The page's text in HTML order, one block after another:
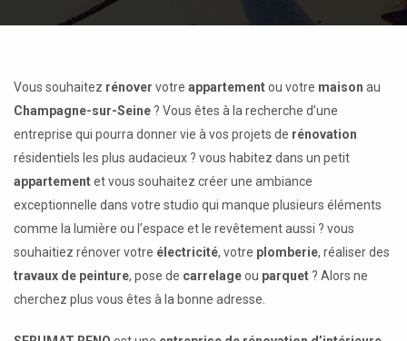
Vous souhaitez rénover votre appartementou votre maison au
Champagne-sur-Seine ? Vous êtes à la recherche d’une
entreprise qui pourra donner vie à vos projets de rénovation
résidentiels les plus audacieux ? vous habitez dans un petit
appartementet vous souhaitez créer une ambiance
exceptionnelle dans votre studio qui manque plusieurs éléments
comme la lumière ou l’espace et le revêtement aussi ? vous
souhaitiez rénover votre électricité, votre plomberie, réaliser des
travaux de peinture, pose de carrelageou parquet ? Alors ne
cherchez plus vous êtes à la bonne adresse.